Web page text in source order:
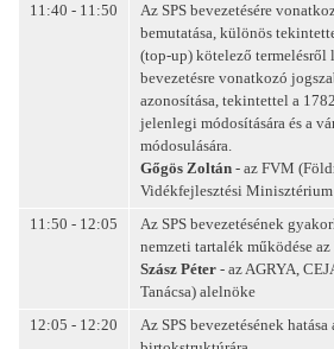
11:40 - 11:50
Az SPS bevezetésére
bemutatása, különös
(top-up) kötelező termelésről
bevezetésre vonatkozó
azonosítása, tekintettel a
jelenlegi módosítására és a
módosulására.
Gőgös Zoltán - az FVM
Vidékfejlesztési
11:50 - 12:05
Az SPS bevezetésének
nemzeti tartalék működése az
Szász Péter - az AGRYA,
Tanácsa) alelnöke
12:05 - 12:20
Az SPS bevezetésének